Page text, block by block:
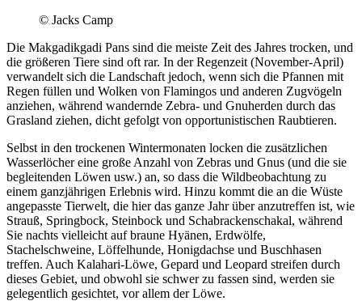
© Jacks Camp
Die Makgadikgadi Pans sind die meiste Zeit des Jahres trocken, und
die größeren Tiere sind oft rar. In der Regenzeit (November-April)
verwandelt sich die Landschaft jedoch, wenn sich die Pfannen mit
Regen füllen und Wolken von Flamingos und anderen Zugvögeln
anziehen, während wandernde Zebra- und Gnuherden durch das
Grasland ziehen, dicht gefolgt von opportunistischen Raubtieren.
Selbst in den trockenen Wintermonaten locken die zusätzlichen
Wasserlöcher eine große Anzahl von Zebras und Gnus (und die sie
begleitenden Löwen usw.) an, so dass die Wildbeobachtung zu
einem ganzjährigen Erlebnis wird. Hinzu kommt die an die Wüste
angepasste Tierwelt, die hier das ganze Jahr über anzutreffen ist, wie
Strauß, Springbock, Steinbock und Schabrackenschakal, während
Sie nachts vielleicht auf braune Hyänen, Erdwölfe,
Stachelschweine, Löffelhunde, Honigdachse und Buschhasen
treffen. Auch Kalahari-Löwe, Gepard und Leopard streifen durch
dieses Gebiet, und obwohl sie schwer zu fassen sind, werden sie
gelegentlich gesichtet, vor allem der Löwe.